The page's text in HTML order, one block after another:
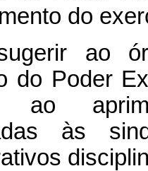
do
ao
do Poder
ao
às